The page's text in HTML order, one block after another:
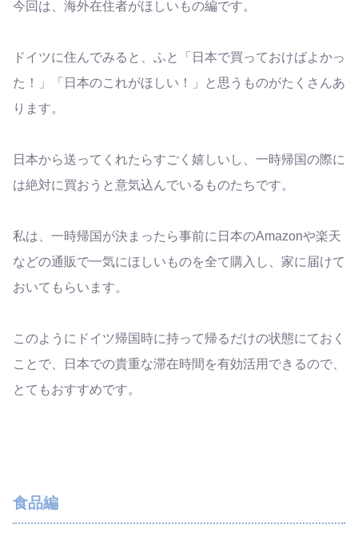
今回は、海外在住者がほしいもの編です。
ドイツに住んでみると、ふと「日本で買っておけばよかっ
た！」「日本のこれがほしい！」と思うものがたくさんあ
ります。
日本から送ってくれたらすごく嬉しいし、一時帰国の際に
は絶対に買おうと意気込んでいるものたちです。
私は、一時帰国が決まったら事前に日本のAmazonや楽天
などの通販で一気にほしいものを全て購入し、家に届けて
おいてもらいます。
このようにドイツ帰国時に持って帰るだけの状態にておく
ことで、日本での貴重な滞在時間を有効活用できるので、
とてもおすすめです。
食品編